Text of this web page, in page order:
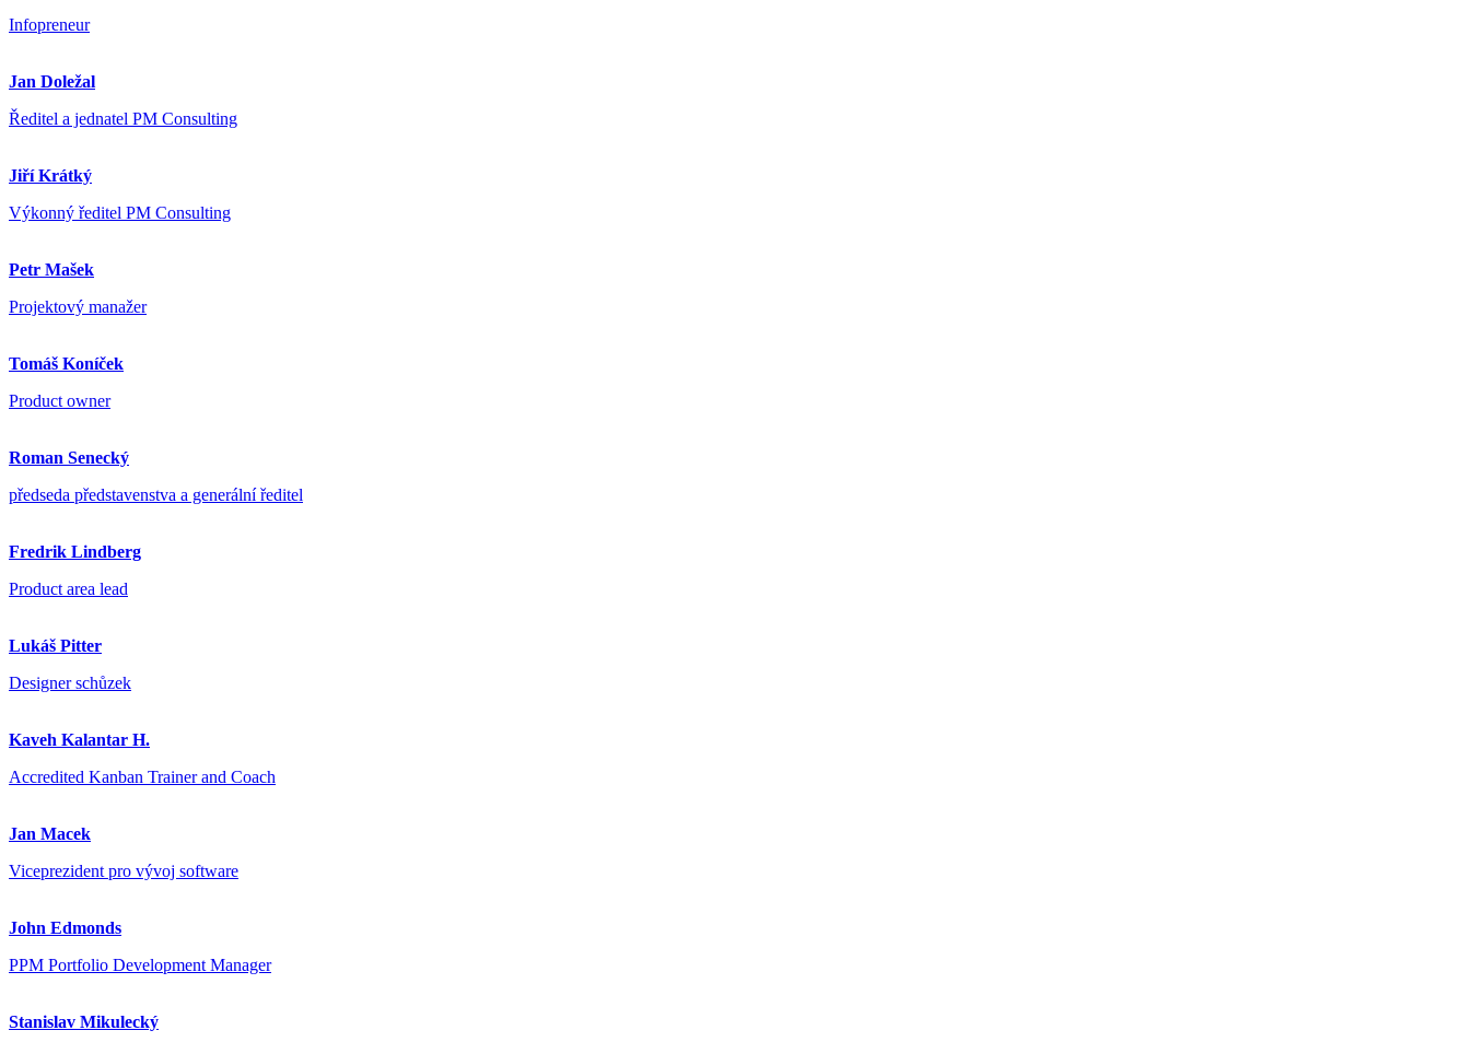
Infopreneur
Jan Doležal
Ředitel a jednatel PM Consulting
Jiří Krátký
Výkonný ředitel PM Consulting
Petr Mašek
Projektový manažer
Tomáš Koníček
Product owner
Roman Senecký
předseda představenstva a generální ředitel
Fredrik Lindberg
Product area lead
Lukáš Pitter
Designer schůzek
Kaveh Kalantar H.
Accredited Kanban Trainer and Coach
Jan Macek
Viceprezident pro vývoj software
John Edmonds
PPM Portfolio Development Manager
Stanislav Mikulecký